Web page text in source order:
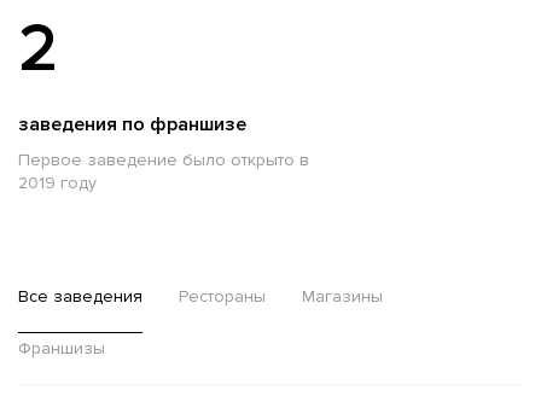
2
заведения по франшизе
Первое заведение было открыто в
2019 году
Все заведения Рестораны Магазины
Франшизы